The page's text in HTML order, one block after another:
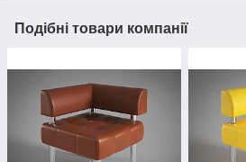
Подібні товари компанії